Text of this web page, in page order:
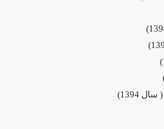
( سال 1394)